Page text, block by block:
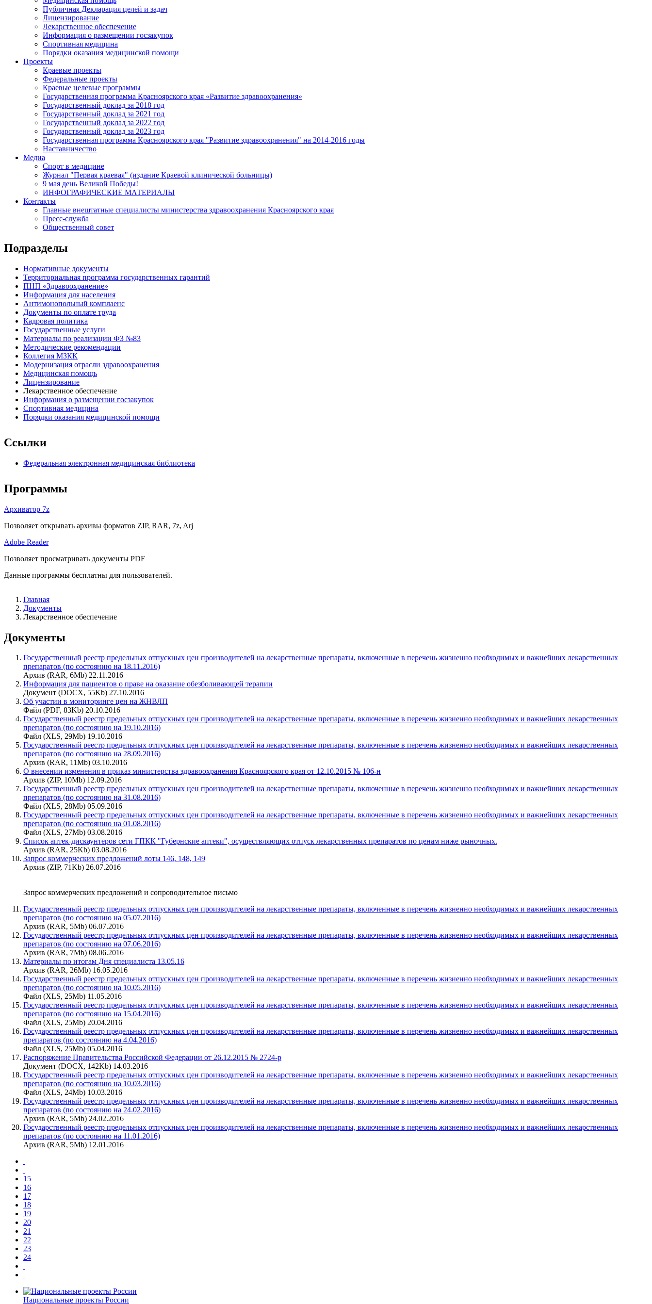
Публичная Декларация целей и задач
Лицензирование
Лекарственное обеспечение
Информация о размещении госзакупок
Спортивная медицина
Порядки оказания медицинской помощи
Проекты
Краевые проекты
Федеральные проекты
Краевые целевые программы
Государственная программа Красноярского края «Развитие здравоохранения»
Государственный доклад за 2018 год
Государственный доклад за 2021 год
Государственный доклад за 2022 год
Государственный доклад за 2023 год
Государственная программа Красноярского края "Развитие здравоохранения" на 2014-2016 годы
Наставничество
Медиа
Спорт в медицине
Журнал "Первая краевая" (издание Краевой клинической больницы)
9 мая день Великой Победы!
ИНФОГРАФИЧЕСКИЕ МАТЕРИАЛЫ
Контакты
Главные внештатные специалисты министерства здравоохранения Красноярского края
Пресс-служба
Общественный совет
Подразделы
Нормативные документы
Территориальная программа государственных гарантий
ПНП «Здравоохранение»
Информация для населения
Антимонопольный комплаенс
Документы по оплате труда
Кадровая политика
Государственные услуги
Материалы по реализации ФЗ №83
Методические рекомендации
Коллегия МЗКК
Модернизация отрасли здравоохранения
Медицинская помощь
Лицензирование
Лекарственное обеспечение
Информация о размещении госзакупок
Спортивная медицина
Порядки оказания медицинской помощи
Ссылки
Федеральная электронная медицинская библиотека
Программы
Архиватор 7z
Позволяет открывать архивы форматов ZIP, RAR, 7z, Arj
Adobe Reader
Позволяет просматривать документы PDF
Данные программы бесплатны для пользователей.
Главная
Документы
Лекарственное обеспечение
Документы
Государственный реестр предельных отпускных цен производителей на лекарственные препараты, включенные в перечень жизненно необходимых и важнейших лекарственных
препаратов (по состоянию на 18.11.2016)
Архив (RAR, 6Mb) 22.11.2016
Информация для пациентов о праве на оказание обезболивающей терапии
Документ (DOCX, 55Kb) 27.10.2016
Об участии в мониторинге цен на ЖНВЛП
Файл (PDF, 83Kb) 20.10.2016
Государственный реестр предельных отпускных цен производителей на лекарственные препараты, включенные в перечень жизненно необходимых и важнейших лекарственных
препаратов (по состоянию на 19.10.2016)
Файл (XLS, 29Mb) 19.10.2016
Государственный реестр предельных отпускных цен производителей на лекарственные препараты, включенные в перечень жизненно необходимых и важнейших лекарственных
препаратов (по состоянию на 28.09.2016)
Архив (RAR, 11Mb) 03.10.2016
О внесении изменения в приказ министерства здравоохранения Красноярского края от 12.10.2015 № 106-н
Архив (ZIP, 10Mb) 12.09.2016
Государственный реестр предельных отпускных цен производителей на лекарственные препараты, включенные в перечень жизненно необходимых и важнейших лекарственных
препаратов (по состоянию на 31.08.2016)
Файл (XLS, 28Mb) 05.09.2016
Государственный реестр предельных отпускных цен производителей на лекарственные препараты, включенные в перечень жизненно необходимых и важнейших лекарственных
препаратов (по состоянию на 01.08.2016)
Файл (XLS, 27Mb) 03.08.2016
Список аптек-дискаунтеров сети ГПКК "Губернские аптеки", осуществляющих отпуск лекарственных препаратов по ценам ниже рыночных.
Архив (RAR, 25Kb) 03.08.2016
Запрос коммерческих предложений лоты 146, 148, 149
Архив (ZIP, 71Kb) 26.07.2016
Запрос коммерческих предложений и сопроводительное письмо
Государственный реестр предельных отпускных цен производителей на лекарственные препараты, включенные в перечень жизненно необходимых и важнейших лекарственных
препаратов (по состоянию на 05.07.2016)
Архив (RAR, 5Mb) 06.07.2016
Государственный реестр предельных отпускных цен производителей на лекарственные препараты, включенные в перечень жизненно необходимых и важнейших лекарственных
препаратов (по состоянию на 07.06.2016)
Архив (RAR, 7Mb) 08.06.2016
Материалы по итогам Дня специалиста 13.05.16
Архив (RAR, 26Mb) 16.05.2016
Государственный реестр предельных отпускных цен производителей на лекарственные препараты, включенные в перечень жизненно необходимых и важнейших лекарственных
препаратов (по состоянию на 10.05.2016)
Файл (XLS, 25Mb) 11.05.2016
Государственный реестр предельных отпускных цен производителей на лекарственные препараты, включенные в перечень жизненно необходимых и важнейших лекарственных
препаратов (по состоянию на 15.04.2016)
Файл (XLS, 25Mb) 20.04.2016
Государственный реестр предельных отпускных цен производителей на лекарственные препараты, включенные в перечень жизненно необходимых и важнейших лекарственных
препаратов (по состоянию на 4.04.2016)
Файл (XLS, 25Mb) 05.04.2016
Распоряжение Правительства Российской Федерации от 26.12.2015 № 2724-р
Документ (DOCX, 142Kb) 14.03.2016
Государственный реестр предельных отпускных цен производителей на лекарственные препараты, включенные в перечень жизненно необходимых и важнейших лекарственных
препаратов (по состоянию на 10.03.2016)
Файл (XLS, 24Mb) 10.03.2016
Государственный реестр предельных отпускных цен производителей на лекарственные препараты, включенные в перечень жизненно необходимых и важнейших лекарственных
препаратов (по состоянию на 24.02.2016)
Архив (RAR, 5Mb) 24.02.2016
Государственный реестр предельных отпускных цен производителей на лекарственные препараты, включенные в перечень жизненно необходимых и важнейших лекарственных
препаратов (по состоянию на 11.01.2016)
Архив (RAR, 5Mb) 12.01.2016
15
16
17
18
19
20
21
22
23
24
Национальные проекты России